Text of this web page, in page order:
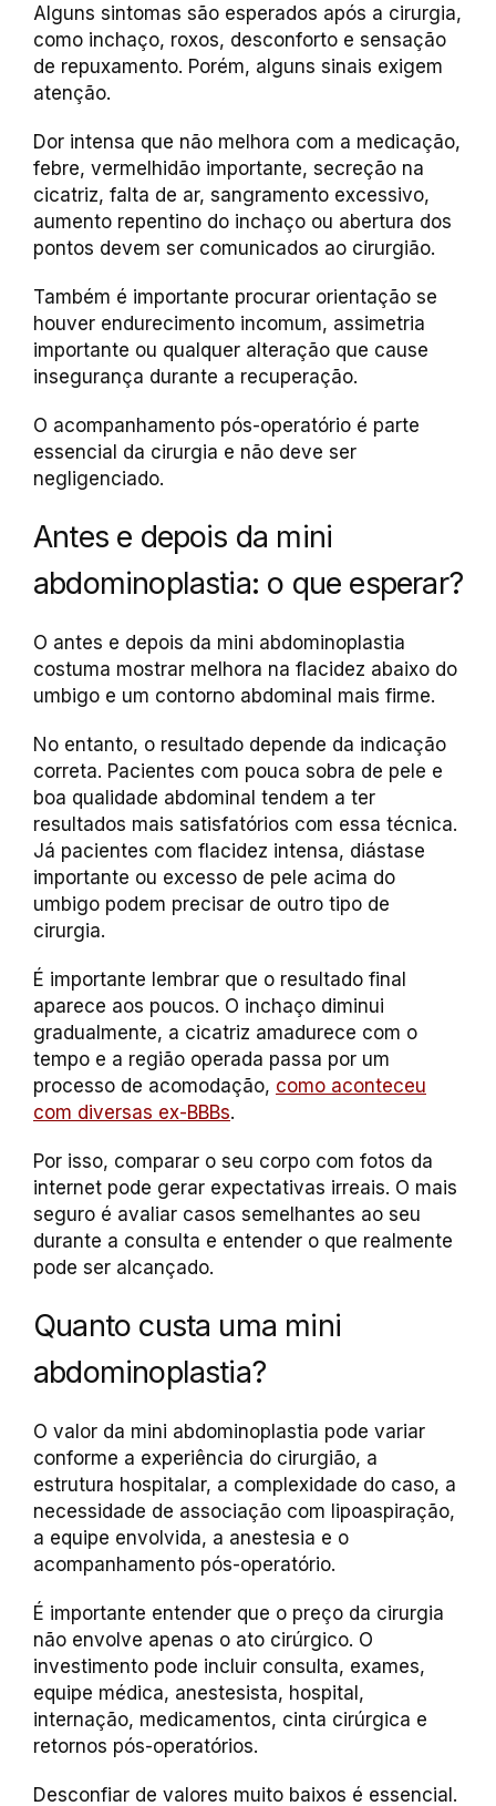
Alguns sintomas são esperados após a cirurgia,
como inchaço, roxos, desconforto e sensação
de repuxamento. Porém, alguns sinais exigem
atenção.
Dor intensa que não melhora com a medicação,
febre, vermelhidão importante, secreção na
cicatriz, falta de ar, sangramento excessivo,
aumento repentino do inchaço ou abertura dos
pontos devem ser comunicados ao cirurgião.
Também é importante procurar orientação se
houver endurecimento incomum, assimetria
importante ou qualquer alteração que cause
insegurança durante a recuperação.
O acompanhamento pós-operatório é parte
essencial da cirurgia e não deve ser
negligenciado.
Antes e depois da mini
abdominoplastia: o que esperar?
O antes e depois da mini abdominoplastia
costuma mostrar melhora na flacidez abaixo do
umbigo e um contorno abdominal mais firme.
No entanto, o resultado depende da indicação
correta. Pacientes com pouca sobra de pele e
boa qualidade abdominal tendem a ter
resultados mais satisfatórios com essa técnica.
Já pacientes com flacidez intensa, diástase
importante ou excesso de pele acima do
umbigo podem precisar de outro tipo de
cirurgia.
É importante lembrar que o resultado final
aparece aos poucos. O inchaço diminui
gradualmente, a cicatriz amadurece com o
tempo e a região operada passa por um
processo de acomodação, como aconteceu
com diversas ex-BBBs.
Por isso, comparar o seu corpo com fotos da
internet pode gerar expectativas irreais. O mais
seguro é avaliar casos semelhantes ao seu
durante a consulta e entender o que realmente
pode ser alcançado.
Quanto custa uma mini
abdominoplastia?
O valor da mini abdominoplastia pode variar
conforme a experiência do cirurgião, a
estrutura hospitalar, a complexidade do caso, a
necessidade de associação com lipoaspiração,
a equipe envolvida, a anestesia e o
acompanhamento pós-operatório.
É importante entender que o preço da cirurgia
não envolve apenas o ato cirúrgico. O
investimento pode incluir consulta, exames,
equipe médica, anestesista, hospital,
internação, medicamentos, cinta cirúrgica e
retornos pós-operatórios.
Desconfiar de valores muito baixos é essencial.